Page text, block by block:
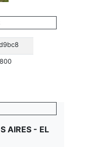
AIRES - EL